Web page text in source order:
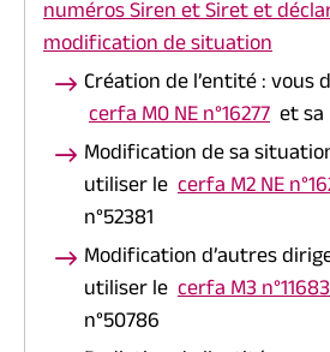
numéros Siren et Siret et
modification de situation
Création de l’entité : vous
cerfa M0 NE n°16277 et
Modification de sa
utiliser le cerfa M2 NE
n°52381
Modification d’autres
utiliser le cerfa M3 n°11683
n°50786